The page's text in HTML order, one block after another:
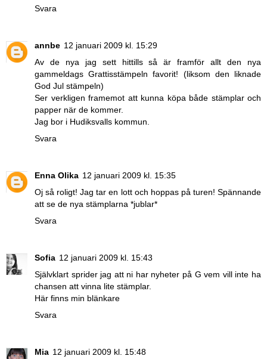
Svara
annbe 12 januari 2009 kl. 15:29
Av de nya jag sett hittills så är framför allt den nya
gammeldags Grattisstämpeln favorit! (liksom den liknade
God Jul stämpeln)
Ser verkligen framemot att kunna köpa både stämplar och
papper när de kommer.
Jag bor i Hudiksvalls kommun.
Svara
Enna Olika 12 januari 2009 kl. 15:35
Oj så roligt! Jag tar en lott och hoppas på turen! Spännande
att se de nya stämplarna *jublar*
Svara
Sofia 12 januari 2009 kl. 15:43
Självklart sprider jag att ni har nyheter på G vem vill inte ha
chansen att vinna lite stämplar.
Här finns min blänkare
Svara
Mia 12 januari 2009 kl. 15:48